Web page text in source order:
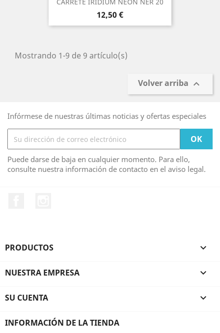
Precio
12,50 €
Mostrando 1-9 de 9 artículo(s)
Volver arriba 
Infórmese de nuestras últimas noticias y ofertas especiales
Puede darse de baja en cualquier momento. Para ello,
consulte nuestra información de contacto en el aviso legal.
PRODUCTOS 
NUESTRA EMPRESA 
SU CUENTA 
INFORMACIÓN DE LA TIENDA